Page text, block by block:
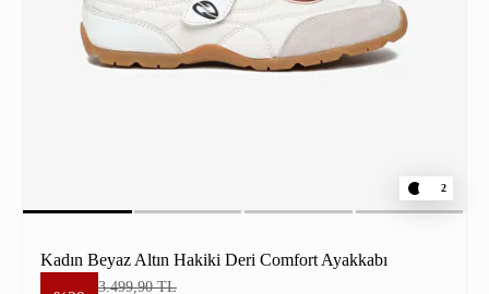
2
Kadın Beyaz Altın Hakiki Deri Comfort Ayakkabı
3.499,90 TL